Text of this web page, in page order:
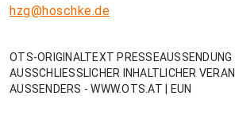
hzg@hoschke.de
OTS-ORIGINALTEXT PRESSEAUSSENDUNG
AUSSCHLIESSLICHER INHALTLICHER
AUSSENDERS - WWW.OTS.AT | EUN